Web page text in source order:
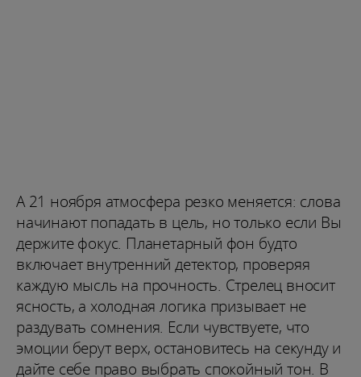
А 21 ноября атмосфера резко меняется: слова
начинают попадать в цель, но только если Вы
держите фокус. Планетарный фон будто
включает внутренний детектор, проверяя
каждую мысль на прочность. Стрелец вносит
ясность, а холодная логика призывает не
раздувать сомнения. Если чувствуете, что
эмоции берут верх, остановитесь на секунду и
дайте себе право выбрать спокойный тон. В